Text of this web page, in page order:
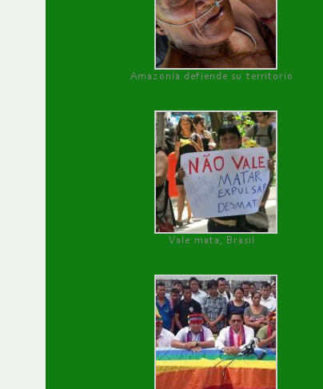
Amazonía defiende su territorio
Vale mata, Brasil